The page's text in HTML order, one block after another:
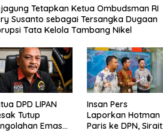
Tetapkan Ketua Ombudsman RI
Susanto sebagai Tersangka Dugaan
Tata Kelola Tambang Nikel
DPD LIPAN
Tutup
Emas
Insan Pers
Laporkan Hotman
Paris ke DPN, Sirait